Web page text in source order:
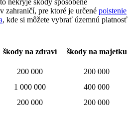
nekryje škody spôsobené
zahraničí, pre ktoré je určené poistenie
, kde si môžete vybrať územnú platnosť
škody na zdraví
škody na majetku
200 000
200 000
1 000 000
400 000
200 000
200 000